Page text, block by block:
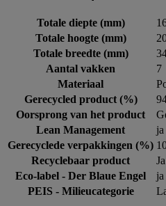
Totale diepte (mm)
Totale hoogte (mm)
Totale breedte (mm)
Aantal vakken
7
Materiaal
Gerecycled product (%)
Oorsprong van het product
Lean Management
ja
Gerecyclede verpakkingen (%)
Recyclebaar product
Eco-label - Der Blaue Engel
ja
PEIS - Milieucategorie